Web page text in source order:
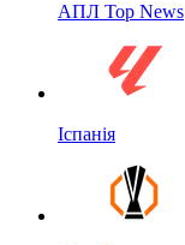
АПЛ Top News
Іспанія